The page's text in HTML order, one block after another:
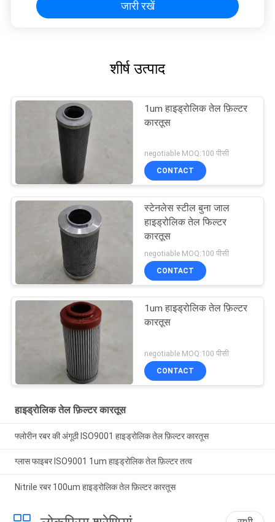
जारी रखें
शीर्ष उत्पाद
1um हाइड्रोलिक तेल फ़िल्टर
कारतूस
negotiable MOQ:100 पीसी
CONTACT
स्टेनलेस स्टील बुना जाल
हाइड्रोलिक तेल फिल्टर
कारतूस
negotiable MOQ:100 पीसी
CONTACT
1um हाइड्रोलिक तेल फ़िल्टर
कारतूस
negotiable MOQ:100 पीसी
CONTACT
हाइड्रोलिक तेल फ़िल्टर कारतूस
फ्लोरीन रबर की अंगूठी ISO9001 हाइड्रोलिक तेल फ़िल्टर कारतूस
ग्लास फाइबर ISO9001 1um हाइड्रोलिक तेल फ़िल्टर तत्व
Nitrile रबर 100um हाइड्रोलिक तेल फ़िल्टर कारतूस